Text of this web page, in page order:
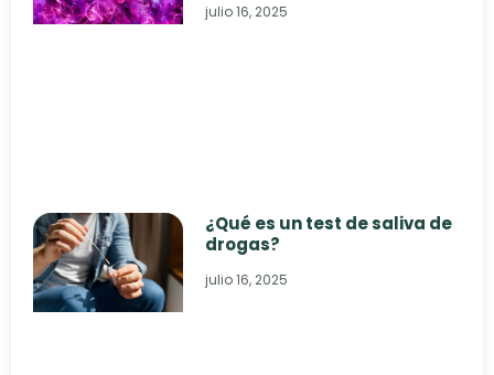
julio 16, 2025
¿Qué es un test de saliva de
drogas?
julio 16, 2025